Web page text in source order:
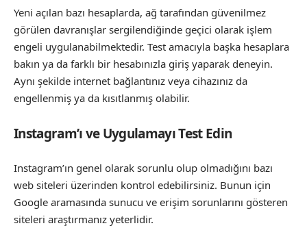
Yeni açılan bazı hesaplarda, ağ tarafından güvenilmez
görülen davranışlar sergilendiğinde geçici olarak işlem
engeli uygulanabilmektedir. Test amacıyla başka hesaplara
bakın ya da farklı bir hesabınızla giriş yaparak deneyin.
Aynı şekilde internet bağlantınız veya cihazınız da
engellenmiş ya da kısıtlanmış olabilir.
Instagram’ı ve Uygulamayı Test Edin
Instagram’ın genel olarak sorunlu olup olmadığını bazı
web siteleri üzerinden kontrol edebilirsiniz. Bunun için
Google aramasında sunucu ve erişim sorunlarını gösteren
siteleri araştırmanız yeterlidir.